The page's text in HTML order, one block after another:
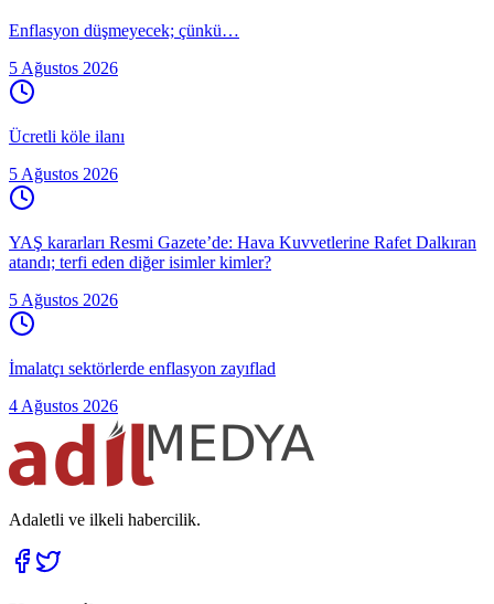
Enflasyon düşmeyecek; çünkü…
5 Ağustos 2026
Ücretli köle ilanı
5 Ağustos 2026
YAŞ kararları Resmi Gazete’de: Hava Kuvvetlerine Rafet Dalkıran
atandı; terfi eden diğer isimler kimler?
5 Ağustos 2026
İmalatçı sektörlerde enflasyon zayıflad
4 Ağustos 2026
Adaletli ve ilkeli habercilik.